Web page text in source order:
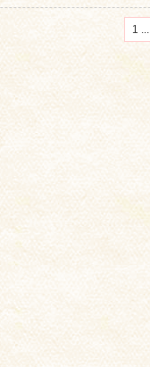
1 ...